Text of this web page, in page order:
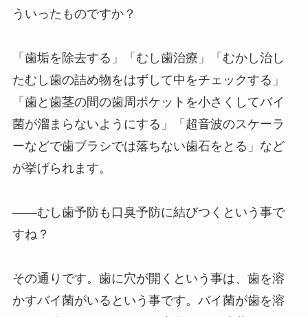
ういったものですか？
「歯垢を除去する」「むし歯治療」「むかし治し
たむし歯の詰め物をはずして中をチェックする」
「歯と歯茎の間の歯周ポケットを小さくしてバイ
菌が溜まらないようにする」「超音波のスケーラ
ーなどで歯ブラシでは落ちない歯石をとる」など
が挙げられます。
――むし歯予防も口臭予防に結びつくという事で
すね？
その通りです。歯に穴が開くという事は、歯を溶
かすバイ菌がいるという事です。バイ菌が歯を溶